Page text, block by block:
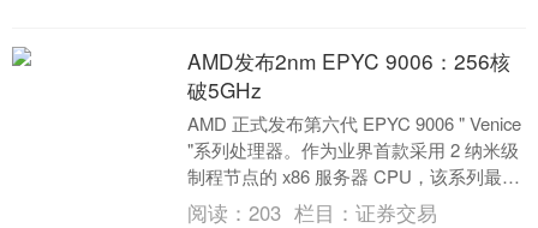
AMD发布2nm EPYC 9006：256核
破5GHz
AMD 正式发布第六代 EPYC 9006 " Venice
"系列处理器。作为业界首款采用 2 纳米级
制程节点的 x86 服务器 CPU，该系列最高
提供 25....
阅读： 203 栏目： 证券交易